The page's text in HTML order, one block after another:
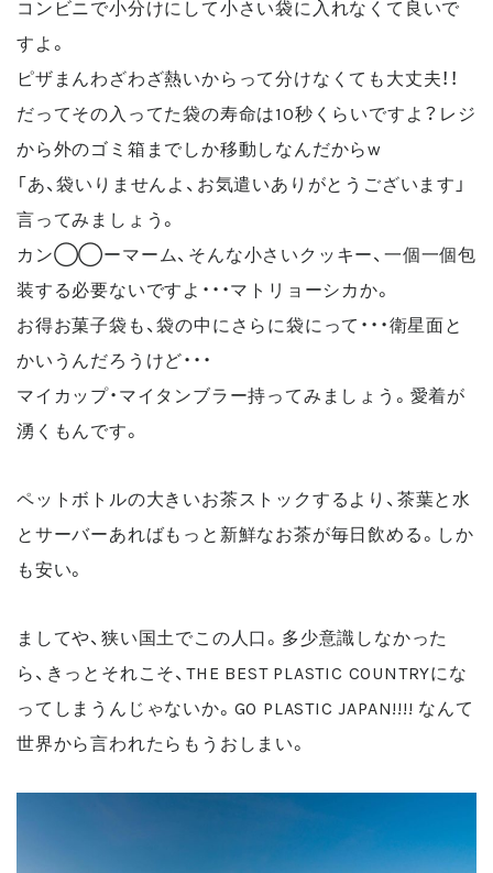
コンビニで小分けにして小さい袋に入れなくて良いで
すよ。
ピザまんわざわざ熱いからって分けなくても大丈夫！！
だってその入ってた袋の寿命は10秒くらいですよ？レジ
から外のゴミ箱までしか移動しなんだからw
「あ、袋いりませんよ、お気遣いありがとうございます」
言ってみましょう。
カン◯◯ーマーム、そんな小さいクッキー、一個一個包
装する必要ないですよ・・・マトリョーシカか。
お得お菓子袋も、袋の中にさらに袋にって・・・衛星面と
かいうんだろうけど・・・
マイカップ・マイタンブラー持ってみましょう。愛着が
湧くもんです。
ペットボトルの大きいお茶ストックするより、茶葉と水
とサーバーあればもっと新鮮なお茶が毎日飲める。しか
も安い。
ましてや、狭い国土でこの人口。多少意識しなかった
ら、きっとそれこそ、THE BEST PLASTIC COUNTRYにな
ってしまうんじゃないか。GO PLASTIC JAPAN!!!! なんて
世界から言われたらもうおしまい。